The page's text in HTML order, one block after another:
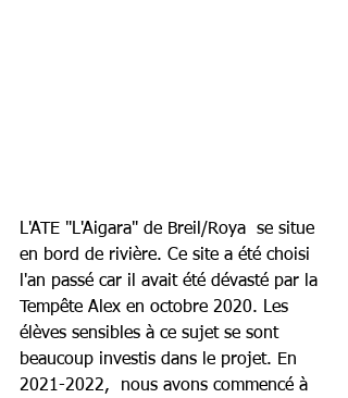
L'ATE "L'Aigara" de Breil/Roya  se situe
en bord de rivière. Ce site a été choisi
l'an passé car il avait été dévasté par la
Tempête Alex en octobre 2020. Les
élèves sensibles à ce sujet se sont
beaucoup investis dans le projet. En
2021-2022,  nous avons commencé à